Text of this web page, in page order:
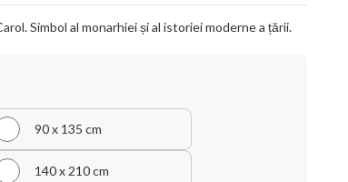
Simbol al monarhiei și al istoriei moderne a țării.
90 x 135 cm
140 x 210 cm